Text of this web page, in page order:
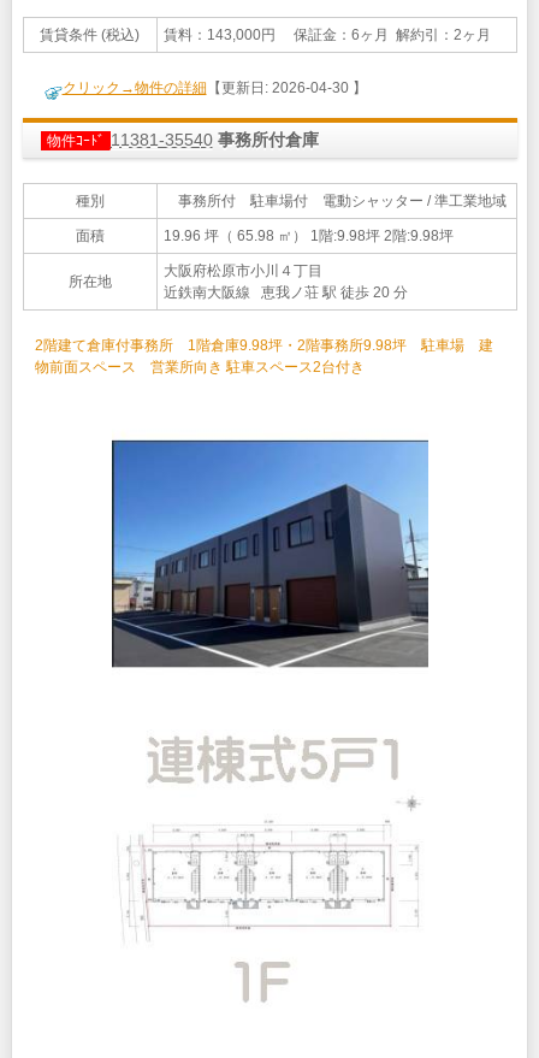
賃貸条件 (税込) 賃料：143,000円 保証金：6ヶ月 解約引：2ヶ月
クリック→物件の詳細 【更新日: 2026-04-30 】
物件ｺｰﾄﾞ 11381-35540 事務所付倉庫
種別 事務所付 駐車場付 電動シャッター / 準工業地域
面積 19.96 坪（ 65.98 ㎡） 1階:9.98坪 2階:9.98坪
所在地
大阪府松原市小川４丁目
近鉄南大阪線 恵我ノ荘 駅 徒歩 20 分
2階建て倉庫付事務所 1階倉庫9.98坪・2階事務所9.98坪 駐車場 建
物前面スペース 営業所向き 駐車スペース2台付き